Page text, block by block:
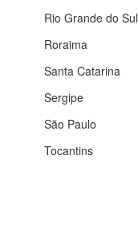
Rio Grande do Sul
Roraima
Santa Catarina
Sergipe
São Paulo
Tocantins